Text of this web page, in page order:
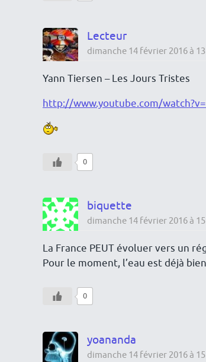
Lecteur
dimanche 14 février 2016 à
Yann Tiersen – Les Jours Tristes
http://www.youtube.com/
0
biquette
dimanche 14 février 2016 à
La France PEUT évoluer vers un
Pour le moment, l’eau est déjà
0
yoananda
dimanche 14 février 2016 à